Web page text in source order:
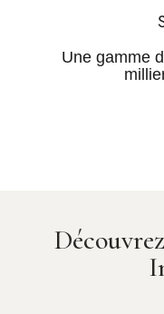
Une gamme
valeur